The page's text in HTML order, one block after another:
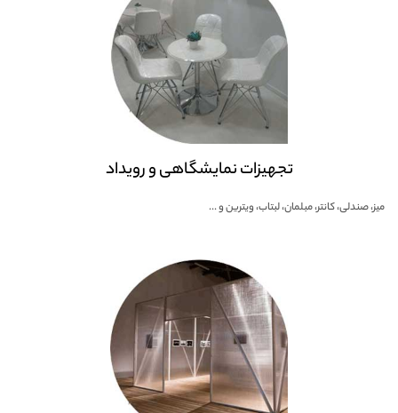
تجهیزات نمایشگاهی و رویداد
میز، صندلی، کانتر، مبلمان، لبتاب، ویترین و ...